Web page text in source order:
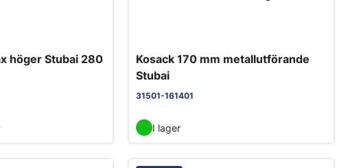
höger Stubai 280
Kosack 170 mm metallutförande
Stubai
31501-161401
I lager